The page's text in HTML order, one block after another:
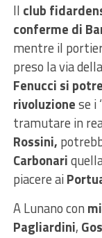
Il club
conferme di
mentre il
preso la via della
Fenucci si
rivoluzionese i
tramutare in
Rossini,
Carbonari
piacere ai
A Lunano con
Pagliardini,